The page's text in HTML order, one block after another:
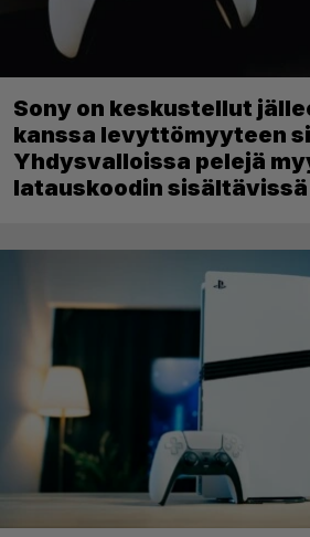
Sony on keskustellut
kanssa levyttömyyteen
Yhdysvalloissa pelejä
latauskoodin